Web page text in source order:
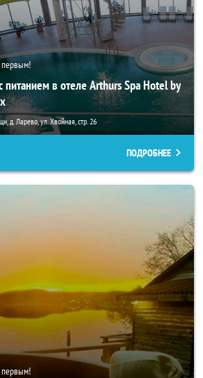
в отеле Arthurs Spa Hotel by
д. Ларево, ул. Хвойная, стр. 26
ПОДРОБНЕЕ